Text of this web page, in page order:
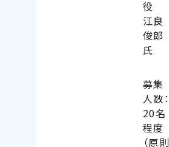
役
江良
俊郎
氏
募集
人数：
20名
程度
（原則